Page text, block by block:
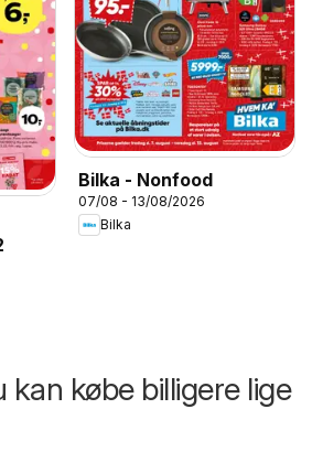
Bilka - Nonfood
07/08 - 13/08/2026
Bilka
kan købe billigere lige